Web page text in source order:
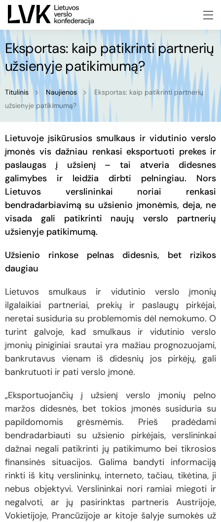
Eksportas: kaip patikrinti partnerių
užsienyje patikimumą?
Titulinis Naujienos
Eksportas: kaip patikrinti partnerių
užsienyje patikimumą?
Lietuvoje įsikūrusios smulkaus ir vidutinio verslo
įmonės vis dažniau renkasi eksportuoti prekes ir
paslaugas į užsienį – tai atveria didesnes
galimybes ir leidžia dirbti pelningiau. Nors
Lietuvos verslininkai noriai renkasi
bendradarbiavimą su užsienio įmonėmis, deja, ne
visada gali patikrinti naujų verslo partnerių
užsienyje patikimumą.
Užsienio rinkose pelnas didesnis, bet rizikos
daugiau
Lietuvos smulkaus ir vidutinio verslo įmonių
ilgalaikiai partneriai, prekių ir paslaugų pirkėjai,
neretai susiduria su problemomis dėl nemokumo. O
turint galvoje, kad smulkaus ir vidutinio verslo
įmonių piniginiai srautai yra mažiau prognozuojami,
bankrutavus vienam iš didesnių jos pirkėjų, gali
bankrutuoti ir pati verslo įmonė.
„Eksportuojančių į užsienį verslo įmonių pelno
maržos didesnės, bet tokios įmonės susiduria su
papildomomis grėsmėmis. Prieš pradėdami
bendradarbiauti su užsienio pirkėjais, verslininkai
dažnai negali patikrinti jų patikimumo bei tikrosios
finansinės situacijos. Galima bandyti informaciją
rinkti iš kitų verslininkų, interneto, tačiau, tikėtina, ji
nebus objektyvi. Verslininkai nori ramiai miegoti ir
negalvoti, ar jų pasirinktas partneris Austrijoje,
Vokietijoje, Prancūzijoje ar kitoje šalyje sumokės už